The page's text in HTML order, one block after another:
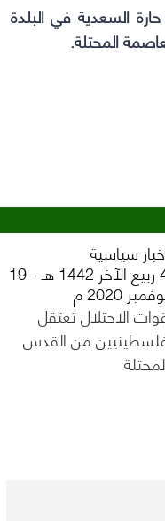
السعدية في البلدة
المحتلة.
سياسية
4 ربيع الآخر 1442 هـ - 19
2020 م
الاحتلال تعتقل
من القدس